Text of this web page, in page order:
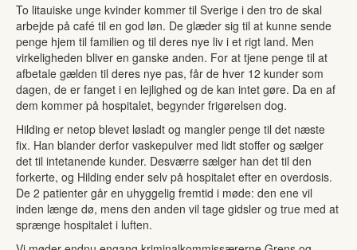
To litauiske unge kvinder kommer til Sverige i den tro de skal
arbejde på café til en god løn. De glæder sig til at kunne sende
penge hjem til familien og til deres nye liv i et rigt land. Men
virkeligheden bliver en ganske anden. For at tjene penge til at
afbetale gælden til deres nye pas, får de hver 12 kunder som
dagen, de er fanget i en lejlighed og de kan intet gøre. Da en af
dem kommer på hospitalet, begynder frigørelsen dog.
Hilding er netop blevet løsladt og mangler penge til det næste
fix. Han blander derfor vaskepulver med lidt stoffer og sælger
det til intetanende kunder. Desværre sælger han det til den
forkerte, og Hilding ender selv på hospitalet efter en overdosis.
De 2 patienter går en uhyggelig fremtid i møde: den ene vil
inden længe dø, mens den anden vil tage gidsler og true med at
sprænge hospitalet i luften.